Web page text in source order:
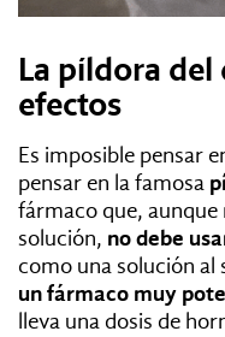
La píldora del
efectos
Es imposible pensar
pensar en la famosa
fármaco que,
solución, no debe
como una solución al
un fármaco muy
lleva una dosis de